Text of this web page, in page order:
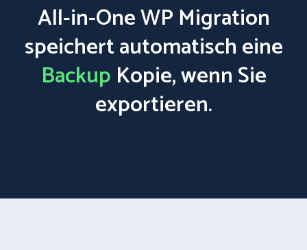
All-in-One WP Migration
speichert automatisch eine
Backup Kopie, wenn Sie
exportieren.